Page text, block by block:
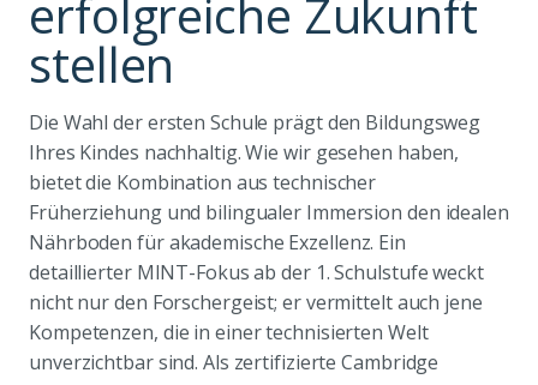
erfolgreiche Zukunft
stellen
Die Wahl der ersten Schule prägt den Bildungsweg
Ihres Kindes nachhaltig. Wie wir gesehen haben,
bietet die Kombination aus technischer
Früherziehung und bilingualer Immersion den idealen
Nährboden für akademische Exzellenz. Ein
detaillierter MINT-Fokus ab der 1. Schulstufe weckt
nicht nur den Forschergeist; er vermittelt auch jene
Kompetenzen, die in einer technisierten Welt
unverzichtbar sind. Als zertifizierte Cambridge